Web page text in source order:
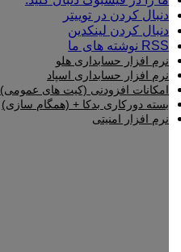
دنبال کردن در توییتر
دنبال کردن لینکدین
RSS نوشته های ما
نرم افزار حسابداری هلو
نرم افزار حسابداری اسپاد
امکانات افزودنی (کیت های عمومی)
بسته دورکاری بدکا + (همگام سازی)
نرم افزار امنیتی